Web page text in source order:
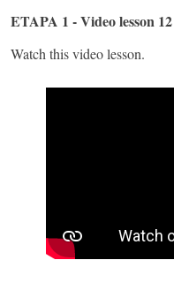
ETAPA 1 - Video lesson 12
Watch this video lesson.